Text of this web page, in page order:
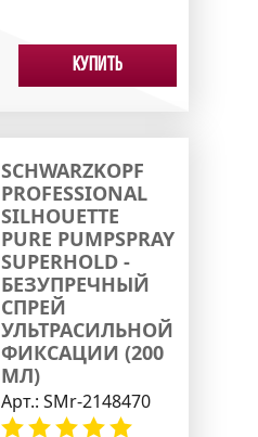
Купить
SCHWARZKOPF
PROFESSIONAL
SILHOUETTE
PURE PUMPSPRAY
SUPERHOLD -
БЕЗУПРЕЧНЫЙ
СПРЕЙ
УЛЬТРАСИЛЬНОЙ
ФИКСАЦИИ (200
МЛ)
Арт.: SMr-2148470